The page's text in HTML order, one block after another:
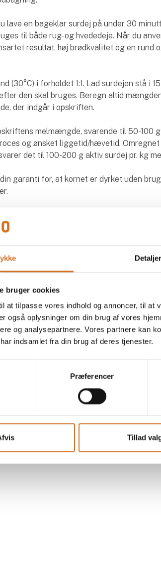
Detaljer
bruger cookies
at tilpasse vores indhold og annoncer, til at
også oplysninger om din brug af vores
og analysepartnere. Vores partnere kan
indsamlet fra din brug af deres tjenester.
Præferencer
Tillad
lave en bageklar surdej på under 30
til både rug- og hvededeje. Når du
resultat, høj brødkvalitet og en rund
(30°C) i forholdet 1:1. Lad surdejen stå i
den skal bruges. Beregn altid
der indgår i opskriften.
melmængde, svarende til 50-100 g
og ønsket liggetid/hævetid.
det til 100-200 g aktiv surdej pr. kg
garanti for, at kornet er dyrket uden
A/S
kg)
NaturAks (12,5 kg)
Øko Speltsur (1 kg)
På messen